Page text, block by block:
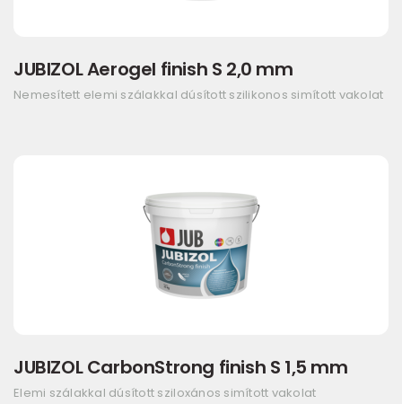
JUBIZOL Aerogel finish S 2,0 mm
Nemesített elemi szálakkal dúsított szilikonos simított vakolat
JUBIZOL CarbonStrong finish S 1,5 mm
Elemi szálakkal dúsított sziloxános simított vakolat